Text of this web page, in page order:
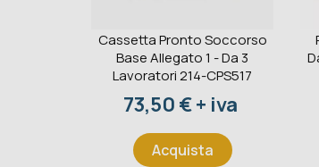
Cassetta Pronto Soccorso
Base Allegato 1 - Da 3
Lavoratori 214-CPS517
Prezzo
73,50 € + iva
Acquista